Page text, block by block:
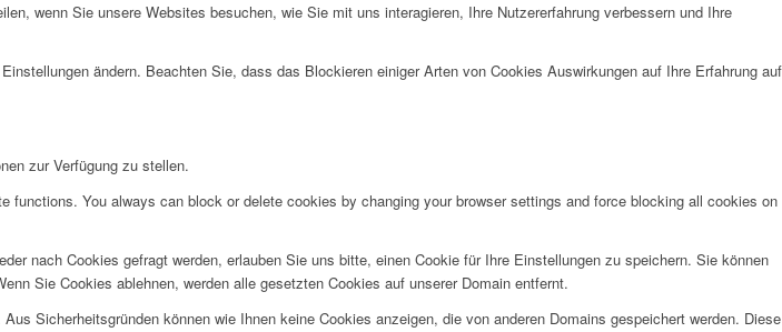
wenn Sie unsere Websites besuchen, wie Sie mit uns interagieren, Ihre Nutzererfahrung verbessern und Ihre
ändern. Beachten Sie, dass das Blockieren einiger Arten von Cookies Auswirkungen auf Ihre Erfahrung auf
zur Verfügung zu stellen.
You always can block or delete cookies by changing your browser settings and force blocking all cookies on
nach Cookies gefragt werden, erlauben Sie uns bitte, einen Cookie für Ihre Einstellungen zu speichern. Sie können
Sie Cookies ablehnen, werden alle gesetzten Cookies auf unserer Domain entfernt.
Sicherheitsgründen können wie Ihnen keine Cookies anzeigen, die von anderen Domains gespeichert werden. Diese